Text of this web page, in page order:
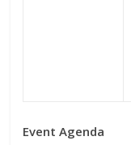
Event Agenda